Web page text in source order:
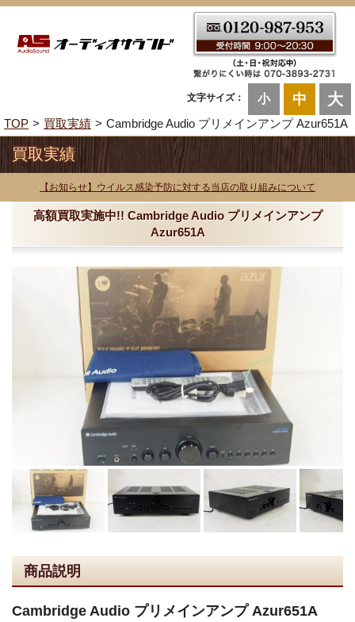
文字サイズ： 小 中 大
TOP 買取実績 Cambridge Audio プリメインアンプ Azur651A
買取実績
【お知らせ】ウイルス感染予防に対する当店の取り組みについて
高額買取実施中!! Cambridge Audio プリメインアンプ
Azur651A
商品説明
Cambridge Audio プリメインアンプ Azur651A